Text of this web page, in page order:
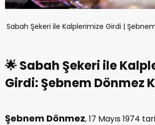
Sabah Şekeri ile Kalplerimize Girdi |
🌟 Sabah Şekeri ile
Girdi: Şebnem Dönmez
Şebnem Dönmez, 17 Mayıs 1974